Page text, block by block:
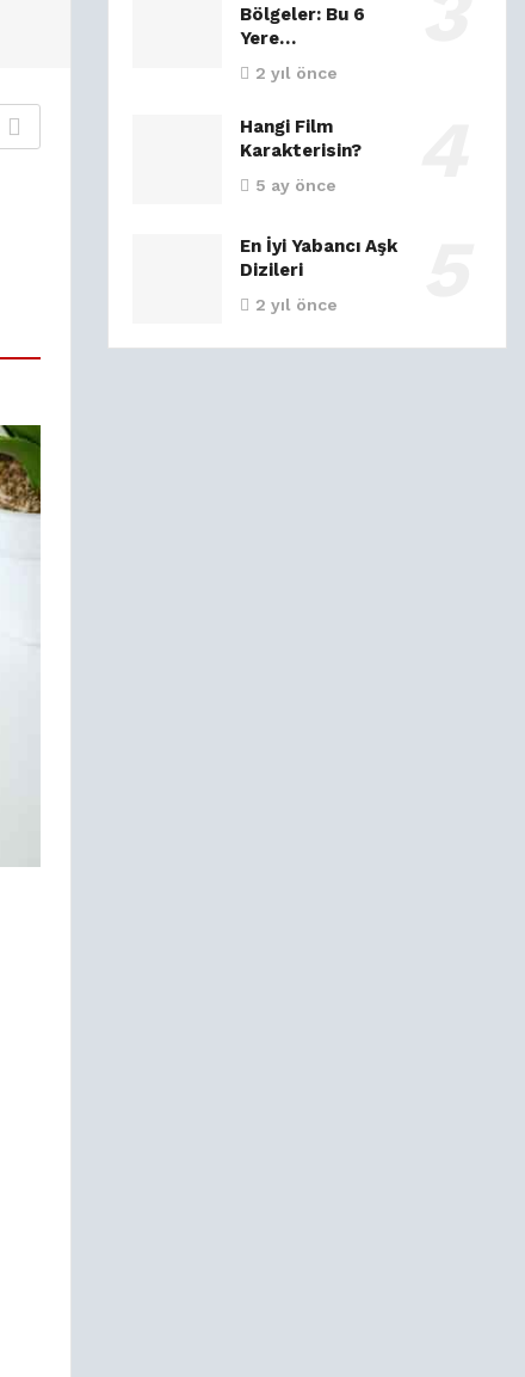
Bölgeler: Bu 6
Yere…
2 yıl önce
Hangi Film
Karakterisin?
5 ay önce
En İyi Yabancı Aşk
Dizileri
2 yıl önce